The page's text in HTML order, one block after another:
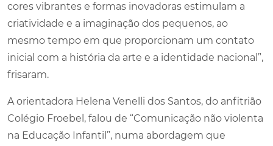
cores vibrantes e formas inovadoras estimulam a
criatividade e a imaginação dos pequenos, ao
mesmo tempo em que proporcionam um contato
inicial com a história da arte e a identidade nacional”,
frisaram.
A orientadora Helena Venelli dos Santos, do anfitrião
Colégio Froebel, falou de “Comunicação não violenta
na Educação Infantil”, numa abordagem que